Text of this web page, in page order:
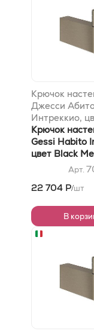
Крючок
Джесси
Интреккио,
Метал PVD
Крючок
Gessi Habito
цвет Black
Арт.
22 704 Р/шт
В